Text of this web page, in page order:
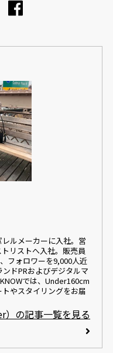
ルメーカーに入社。営
リストへ入社。販売員
フォロワーを9,000人近
ドPRおよびデジタルマ
では、Under160cm
やスタイリングをお届
）の記事一覧を見る